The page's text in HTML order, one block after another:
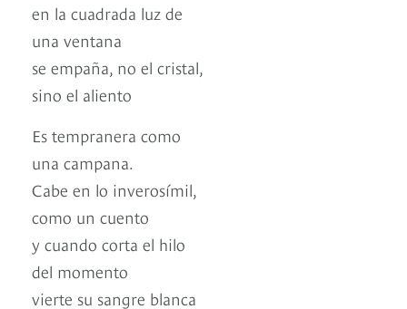
en la cuadrada luz de
una ventana
se empaña, no el cristal,
sino el aliento
Es tempranera como
una campana.
Cabe en lo inverosímil,
como un cuento
y cuando corta el hilo
del momento
vierte su sangre blanca